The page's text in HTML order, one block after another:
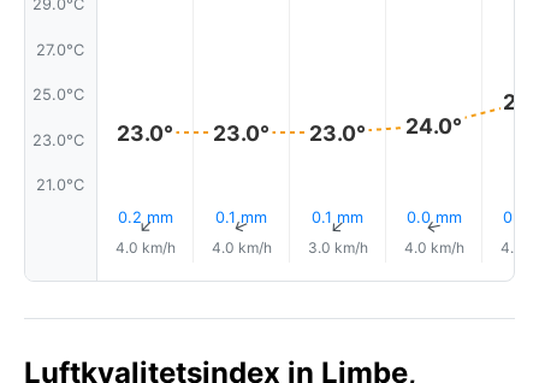
29.0°C
27.0°C
25.0°C
23.0°C
21.0°C
23.0°
0.2 mm
↑
4.0 km/h
23.0°
0.1 mm
↑
4.0 km/h
23.0°
0.1 mm
↑
3.0 km/h
24.0°
0.0 mm
↑
4.0 km/h
0.0
4.0
Luftkvalitetsindex in Limbe,